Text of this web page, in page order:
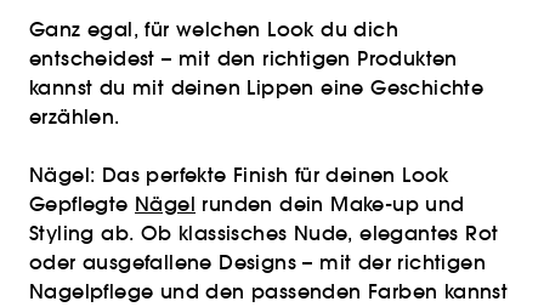
Ganz egal, für welchen Look du dich
entscheidest – mit den richtigen Produkten
kannst du mit deinen Lippen eine Geschichte
erzählen.
Nägel: Das perfekte Finish für deinen Look
Gepflegte Nägel runden dein Make-up und
Styling ab. Ob klassisches Nude, elegantes Rot
oder ausgefallene Designs – mit der richtigen
Nagelpflege und den passenden Farben kannst